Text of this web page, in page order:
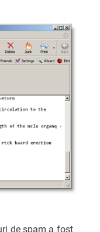
de spam a fost